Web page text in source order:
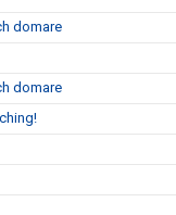
domare
domare